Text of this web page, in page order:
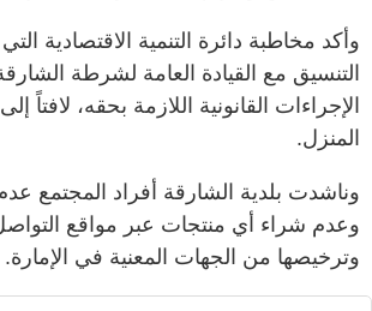
وأكد مخاطبة دائرة التنمية الاقتصادية
التنسيق مع القيادة العامة لشرطة
الإجراءات القانونية اللازمة بحقه،
المنزل.
وناشدت بلدية الشارقة أفراد المجتمع
وعدم شراء أي منتجات عبر مواقع
وترخيصها من الجهات المعنية في الإمارة.